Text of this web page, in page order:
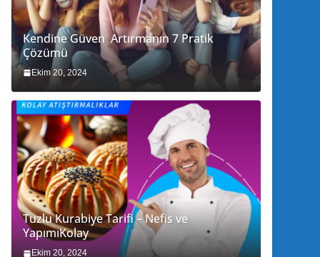
Kendine Güven Artırmanın 7 Pratik
Çözümü
Ekim 20, 2024
Tuzlu Kurabiye Tarifi – Nefis ve
YapımıKolay
Ekim 20, 2024